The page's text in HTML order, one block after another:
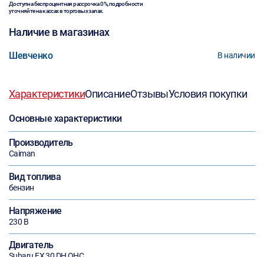
Доступна беспроцентная рассрочка 0%, подробности
уточняйте на кассах в торговых залах.
Наличие в магазинах
Шевченко В наличии
ХарактеристикиОписаниеОтзывыУсловия покупки
Основные характеристики
Производитель
Caiman
Вид топлива
бензин
Напряжение
230 В
Двигатель